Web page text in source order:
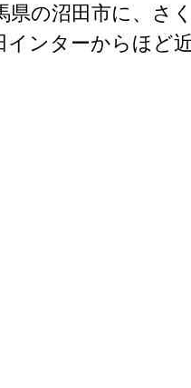
県の沼田市に、さ
インターからほど